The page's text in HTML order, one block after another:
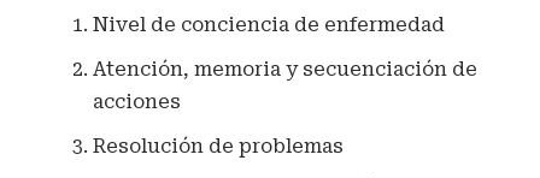
Nivel de conciencia de enfermedad
Atención, memoria y secuenciación de
acciones
Resolución de problemas